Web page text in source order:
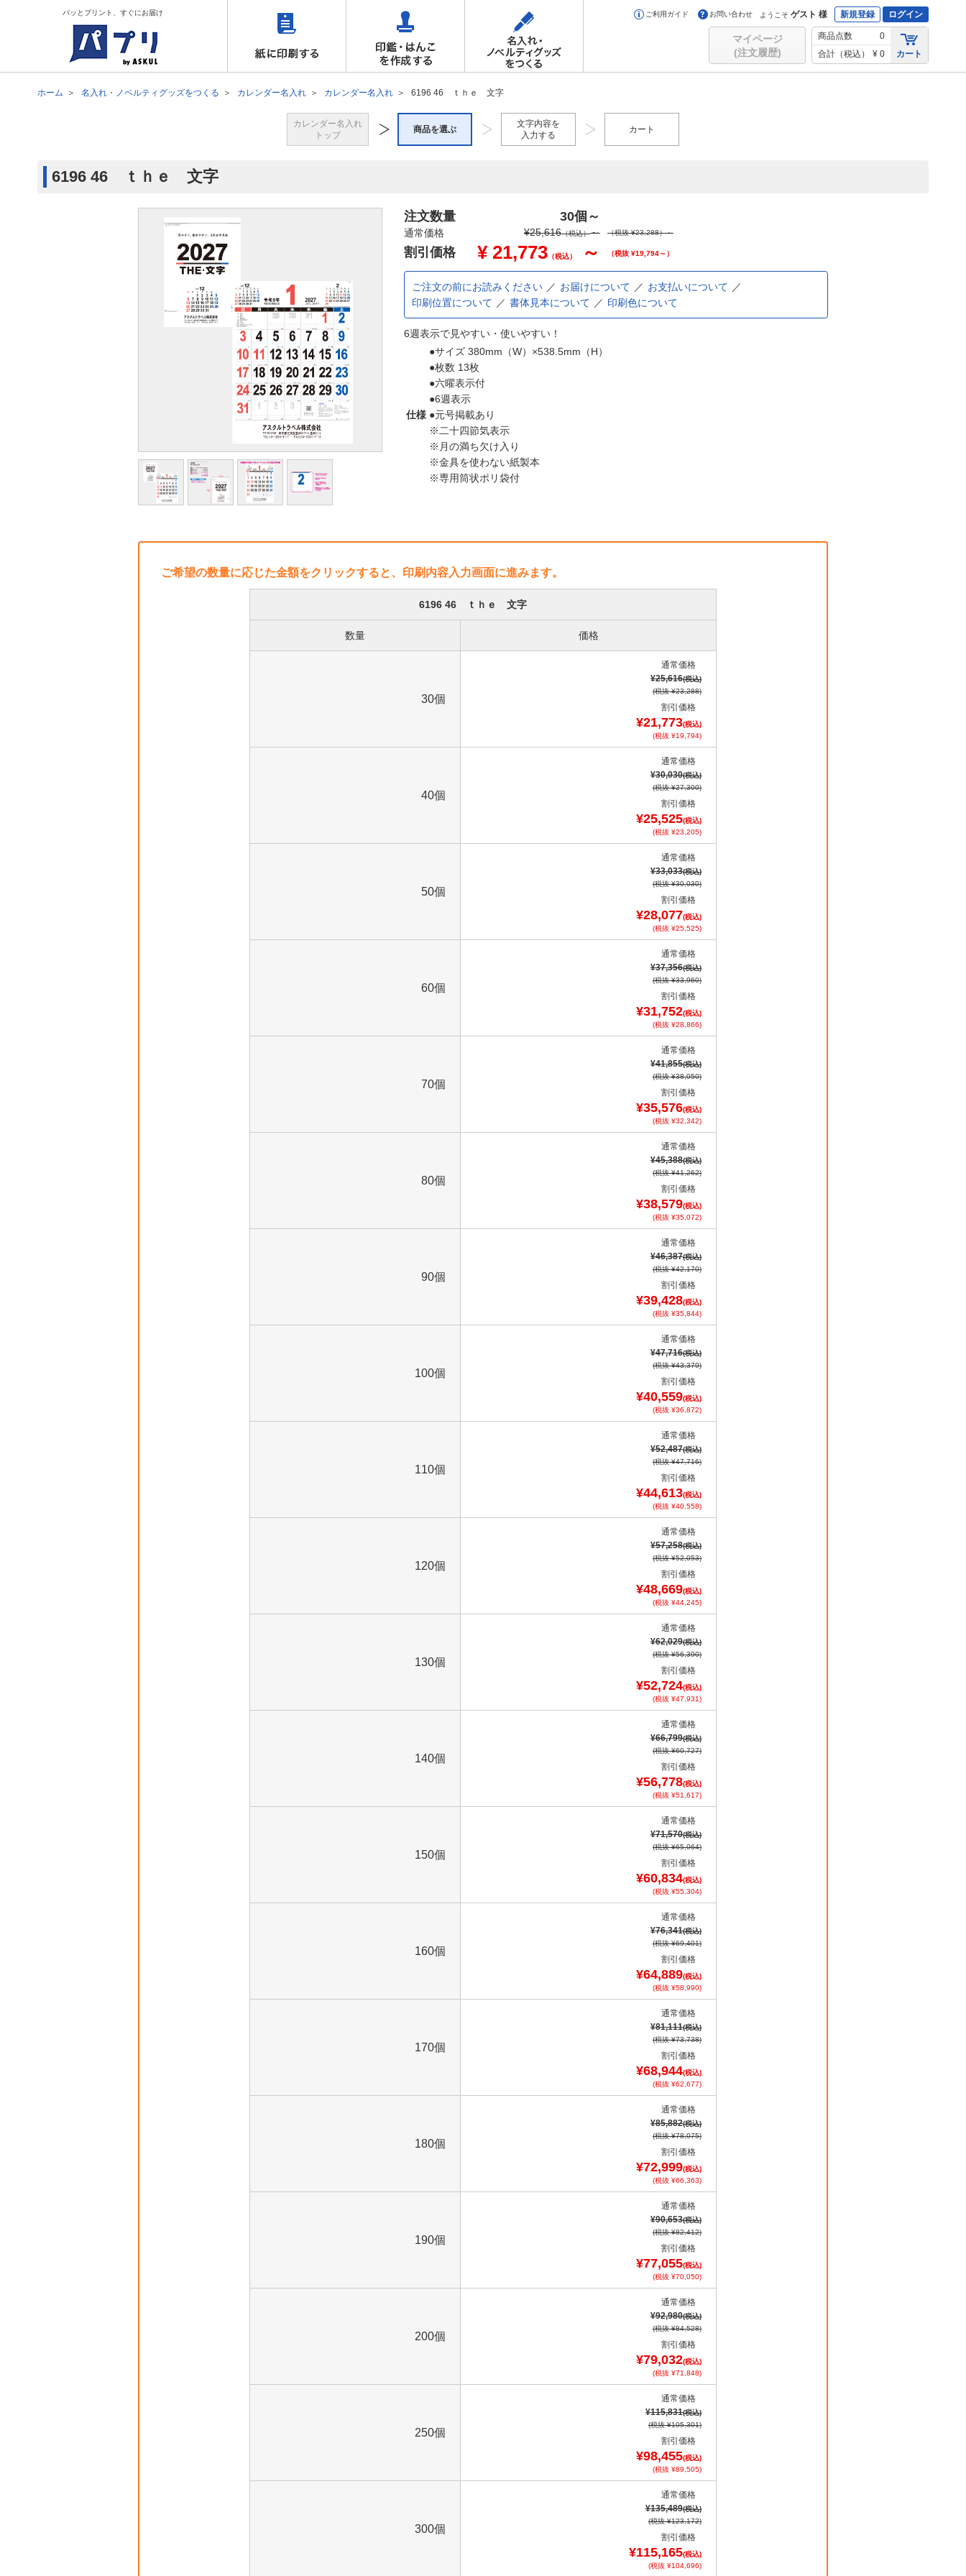
パッとプリント、すぐにお届け ご利用ガイド お問い合わせ ようこそ ゲスト 様 新規登録 ログイン
マイページ
(注文履歴)
商品点数
0
合計（税込）
¥ 0 カート
ホーム 名入れ・ノベルティグッズをつくる カレンダー名入れ カレンダー名入れ 6196 46 ｔｈｅ 文字
カレンダー名入れ
トップ
商品を選ぶ
文字内容を
入力する
カート
6196 46 ｔｈｅ 文字
注文数量 30個 ～
通常価格 ¥25,616（税込）～ （税抜 ¥23,288）～
割引価格 ¥ 21,773 （税込） ～ （税抜 ¥19,794～）
ご注文の前にお読みください お届けについて
お支払いについて
印刷位置について
書体見本について 印刷色について
6週表示で見やすい・使いやすい！
仕様
●サイズ 380mm（W）×538.5mm（H）
●枚数 13枚
●六曜表示付
●6週表示
●元号掲載あり
※二十四節気表示
※月の満ち欠け入り
※金具を使わない紙製本
※専用筒状ポリ袋付
ご希望の数量に応じた金額をクリックすると、印刷内容入力画面に進みます。
6196 46 ｔｈｅ 文字
数量 価格
30個
通常価格
¥25,616(税込)
(税抜 ¥23,288)
割引価格
¥21,773(税込)
(税抜 ¥19,794)
40個
通常価格
¥30,030(税込)
(税抜 ¥27,300)
割引価格
¥25,525(税込)
(税抜 ¥23,205)
50個
通常価格
¥33,033(税込)
(税抜 ¥30,030)
割引価格
¥28,077(税込)
(税抜 ¥25,525)
60個
通常価格
¥37,356(税込)
(税抜 ¥33,960)
割引価格
¥31,752(税込)
(税抜 ¥28,866)
70個
通常価格
¥41,855(税込)
(税抜 ¥38,050)
割引価格
¥35,576(税込)
(税抜 ¥32,342)
80個
通常価格
¥45,388(税込)
(税抜 ¥41,262)
割引価格
¥38,579(税込)
(税抜 ¥35,072)
90個
通常価格
¥46,387(税込)
(税抜 ¥42,170)
割引価格
¥39,428(税込)
(税抜 ¥35,844)
100個
通常価格
¥47,716(税込)
(税抜 ¥43,379)
割引価格
¥40,559(税込)
(税抜 ¥36,872)
110個
通常価格
¥52,487(税込)
(税抜 ¥47,716)
割引価格
¥44,613(税込)
(税抜 ¥40,558)
120個
通常価格
¥57,258(税込)
(税抜 ¥52,053)
割引価格
¥48,669(税込)
(税抜 ¥44,245)
130個
通常価格
¥62,029(税込)
(税抜 ¥56,390)
割引価格
¥52,724(税込)
(税抜 ¥47,931)
140個
通常価格
¥66,799(税込)
(税抜 ¥60,727)
割引価格
¥56,778(税込)
(税抜 ¥51,617)
150個
通常価格
¥71,570(税込)
(税抜 ¥65,064)
割引価格
¥60,834(税込)
(税抜 ¥55,304)
160個
通常価格
¥76,341(税込)
(税抜 ¥69,401)
割引価格
¥64,889(税込)
(税抜 ¥58,990)
170個
通常価格
¥81,111(税込)
(税抜 ¥73,738)
割引価格
¥68,944(税込)
(税抜 ¥62,677)
180個
通常価格
¥85,882(税込)
(税抜 ¥78,075)
割引価格
¥72,999(税込)
(税抜 ¥66,363)
190個
通常価格
¥90,653(税込)
(税抜 ¥82,412)
割引価格
¥77,055(税込)
(税抜 ¥70,050)
200個
通常価格
¥92,980(税込)
(税抜 ¥84,528)
割引価格
¥79,032(税込)
(税抜 ¥71,848)
250個
通常価格
¥115,831(税込)
(税抜 ¥105,301)
割引価格
¥98,455(税込)
(税抜 ¥89,505)
300個
通常価格
¥135,489(税込)
(税抜 ¥123,172)
割引価格
¥115,165(税込)
(税抜 ¥104,696)